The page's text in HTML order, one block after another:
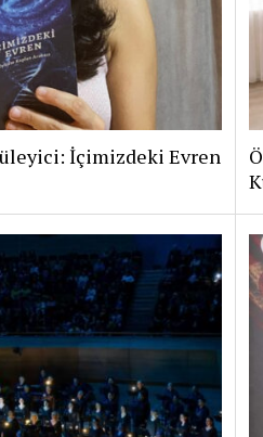
İçimizdeki Evren